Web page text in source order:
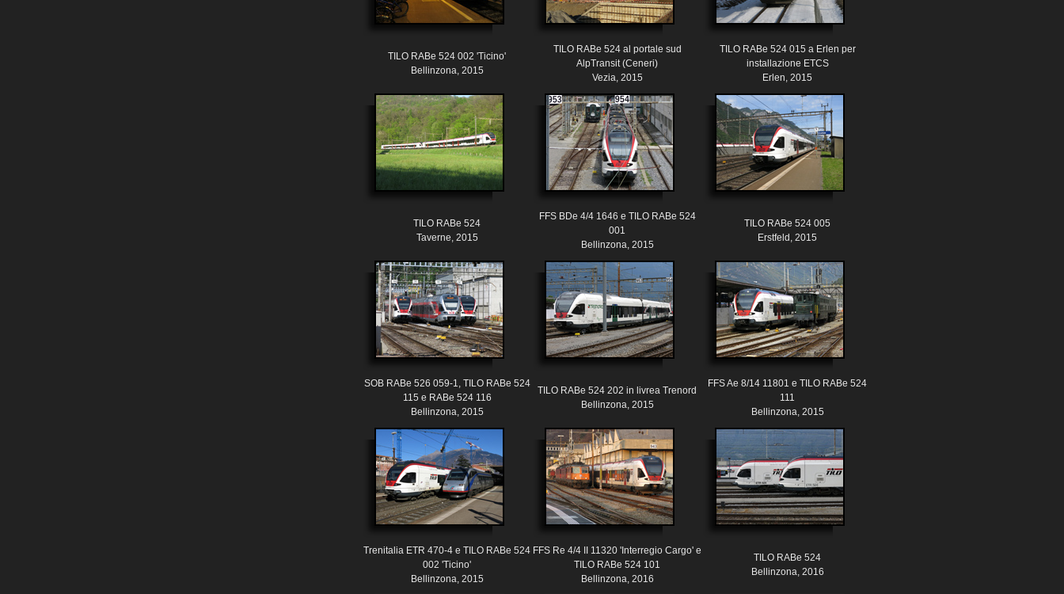
TILO RABe 524 002 'Ticino'
Bellinzona, 2015
TILO RABe 524 al portale sud
AlpTransit (Ceneri)
Vezia, 2015
TILO RABe 524 015 a Erlen per
installazione ETCS
Erlen, 2015
TILO RABe 524
Taverne, 2015
FFS BDe 4/4 1646 e TILO RABe 524
001
Bellinzona, 2015
TILO RABe 524 005
Erstfeld, 2015
SOB RABe 526 059-1, TILO RABe 524
115 e RABe 524 116
Bellinzona, 2015
TILO RABe 524 202 in livrea Trenord
Bellinzona, 2015
FFS Ae 8/14 11801 e TILO RABe 524
111
Bellinzona, 2015
Trenitalia ETR 470-4 e TILO RABe 524
002 'Ticino'
Bellinzona, 2015
FFS Re 4/4 II 11320 'Interregio Cargo' e
TILO RABe 524 101
Bellinzona, 2016
TILO RABe 524
Bellinzona, 2016